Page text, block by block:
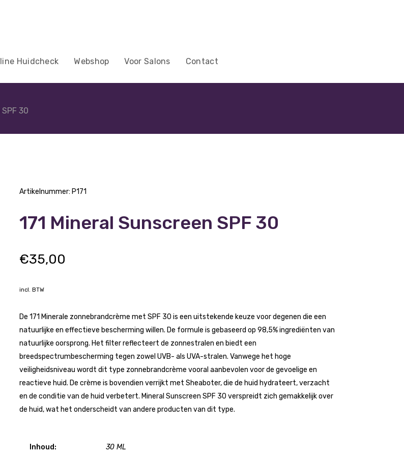
Huidcheck Webshop Voor Salons Contact
30
Artikelnummer: P171
171 Mineral Sunscreen SPF 30
€35,00
incl. BTW
De 171 Minerale zonnebrandcrème met SPF 30 is een uitstekende keuze voor degenen die een
natuurlijke en effectieve bescherming willen. De formule is gebaseerd op 98,5% ingrediënten van
natuurlijke oorsprong. Het filter reflecteert de zonnestralen en biedt een
breedspectrumbescherming tegen zowel UVB- als UVA-stralen. Vanwege het hoge
veiligheidsniveau wordt dit type zonnebrandcrème vooral aanbevolen voor de gevoelige en
reactieve huid. De crème is bovendien verrijkt met Sheaboter, die de huid hydrateert, verzacht
en de conditie van de huid verbetert. Mineral Sunscreen SPF 30 verspreidt zich gemakkelijk over
de huid, wat het onderscheidt van andere producten van dit type.
Inhoud: 30 ML